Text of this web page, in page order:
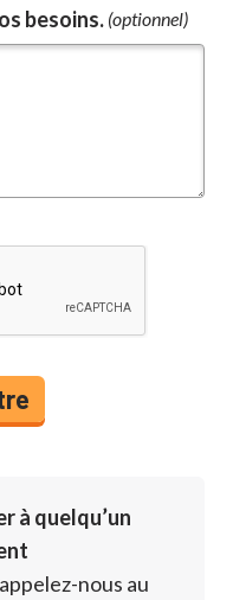
besoins. (optionnel)
à quelqu’un
nous au